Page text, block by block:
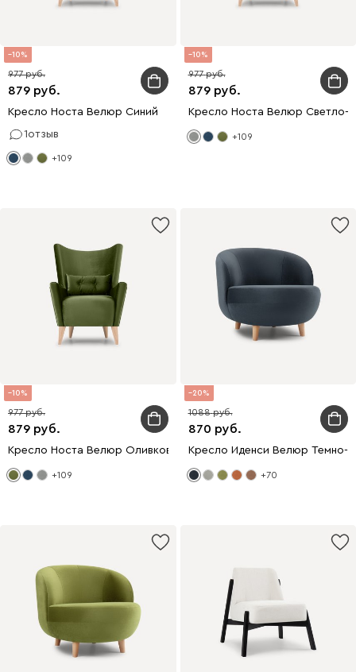
10
879
977
Кресло Носта Велюр Синий
1отзыв
+109
10
879
977
Кресло Носта Велюр Светло-
+109
10
879
977
Кресло Носта Велюр Оливковый
+109
20
870
1088
Кресло Иденси Велюр Темно-
+70